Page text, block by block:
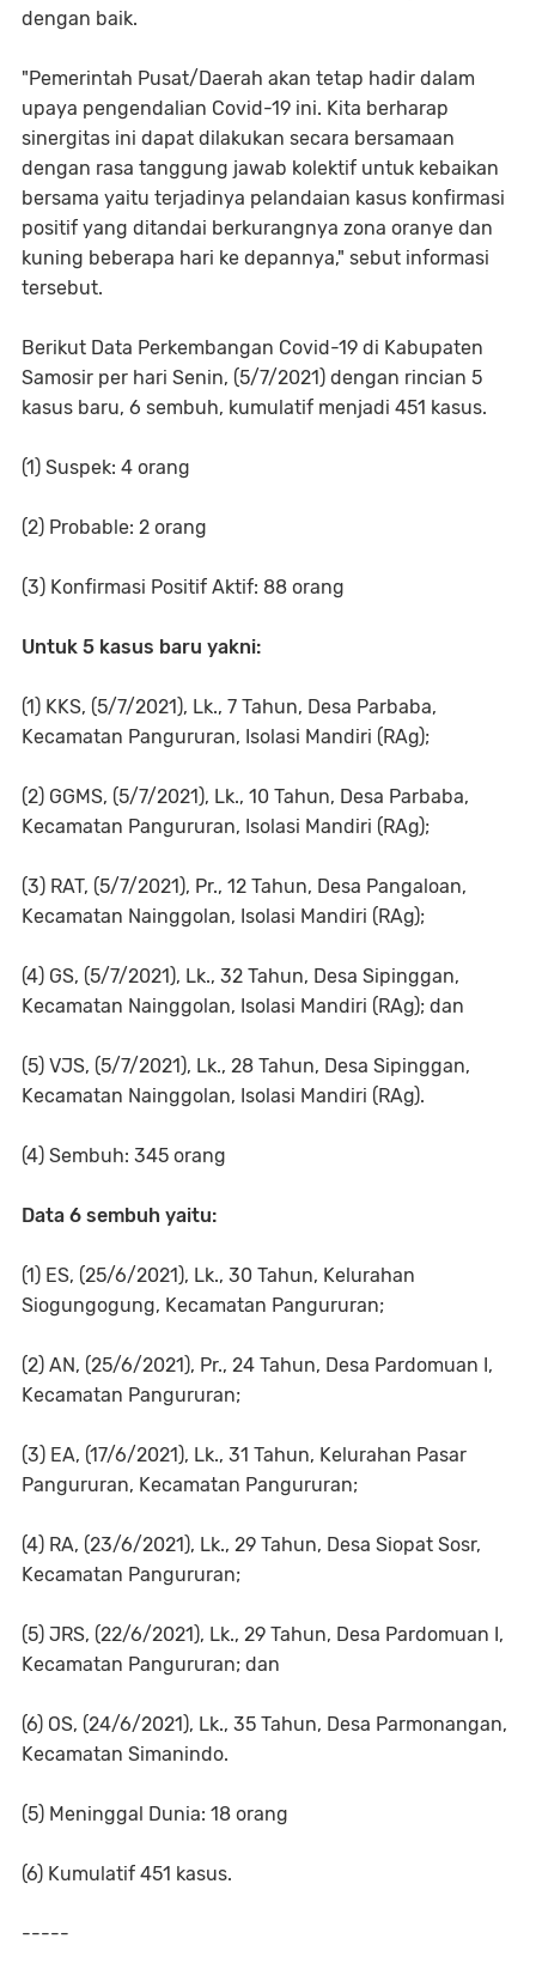
dengan baik.
"Pemerintah Pusat/Daerah akan tetap hadir dalam
upaya pengendalian Covid-19 ini. Kita berharap
sinergitas ini dapat dilakukan secara bersamaan
dengan rasa tanggung jawab kolektif untuk kebaikan
bersama yaitu terjadinya pelandaian kasus konfirmasi
positif yang ditandai berkurangnya zona oranye dan
kuning beberapa hari ke depannya," sebut informasi
tersebut.
Berikut Data Perkembangan Covid-19 di Kabupaten
Samosir per hari Senin, (5/7/2021) dengan rincian 5
kasus baru, 6 sembuh, kumulatif menjadi 451 kasus.
(1) Suspek: 4 orang
(2) Probable: 2 orang
(3) Konfirmasi Positif Aktif: 88 orang
Untuk 5 kasus baru yakni:
(1) KKS, (5/7/2021), Lk., 7 Tahun, Desa Parbaba,
Kecamatan Pangururan, Isolasi Mandiri (RAg);
(2) GGMS, (5/7/2021), Lk., 10 Tahun, Desa Parbaba,
Kecamatan Pangururan, Isolasi Mandiri (RAg);
(3) RAT, (5/7/2021), Pr., 12 Tahun, Desa Pangaloan,
Kecamatan Nainggolan, Isolasi Mandiri (RAg);
(4) GS, (5/7/2021), Lk., 32 Tahun, Desa Sipinggan,
Kecamatan Nainggolan, Isolasi Mandiri (RAg); dan
(5) VJS, (5/7/2021), Lk., 28 Tahun, Desa Sipinggan,
Kecamatan Nainggolan, Isolasi Mandiri (RAg).
(4) Sembuh: 345 orang
Data 6 sembuh yaitu:
(1) ES, (25/6/2021), Lk., 30 Tahun, Kelurahan
Siogungogung, Kecamatan Pangururan;
(2) AN, (25/6/2021), Pr., 24 Tahun, Desa Pardomuan I,
Kecamatan Pangururan;
(3) EA, (17/6/2021), Lk., 31 Tahun, Kelurahan Pasar
Pangururan, Kecamatan Pangururan;
(4) RA, (23/6/2021), Lk., 29 Tahun, Desa Siopat Sosr,
Kecamatan Pangururan;
(5) JRS, (22/6/2021), Lk., 29 Tahun, Desa Pardomuan I,
Kecamatan Pangururan; dan
(6) OS, (24/6/2021), Lk., 35 Tahun, Desa Parmonangan,
Kecamatan Simanindo.
(5) Meninggal Dunia: 18 orang
(6) Kumulatif 451 kasus.
-----